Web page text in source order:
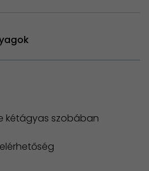
kétágyas szobában